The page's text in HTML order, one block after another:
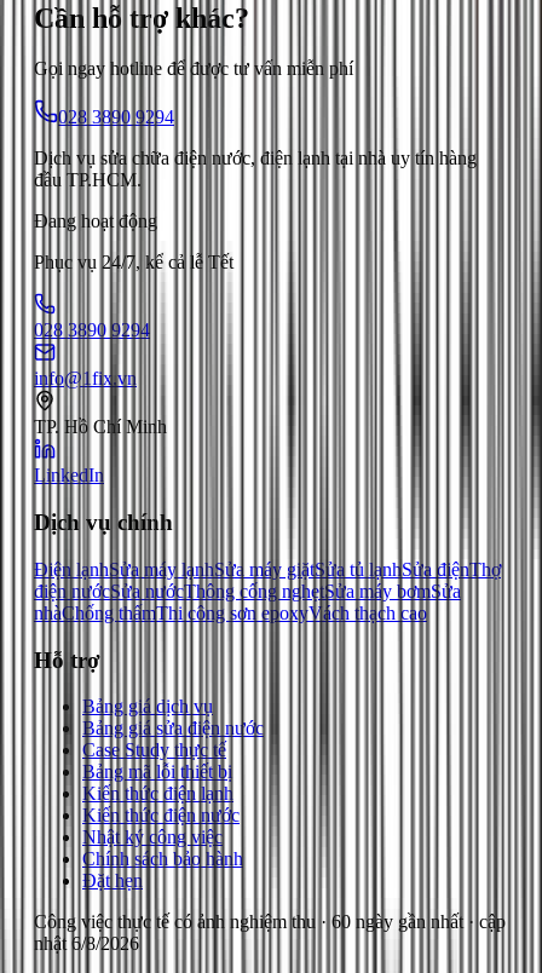
Cần hỗ trợ khác?
Gọi ngay hotline để được tư vấn miễn phí
028 3890 9294
Dịch vụ sửa chữa điện nước, điện lạnh tại nhà uy tín hàng
đầu TP.HCM.
Đang hoạt động
Phục vụ 24/7, kể cả lễ Tết
028 3890 9294
info@1fix.vn
TP. Hồ Chí Minh
LinkedIn
Dịch vụ chính
Điện lạnhSửa máy lạnhSửa máy giặtSửa tủ lạnhSửa điệnThợ
điện nướcSửa nướcThông cống nghẹtSửa máy bơmSửa
nhàChống thấmThi công sơn epoxyVách thạch cao
Hỗ trợ
Bảng giá dịch vụ
Bảng giá sửa điện nước
Case Study thực tế
Bảng mã lỗi thiết bị
Kiến thức điện lạnh
Kiến thức điện nước
Nhật ký công việc
Chính sách bảo hành
Đặt hẹn
Công việc thực tế có ảnh nghiệm thu · 60 ngày gần nhất · cập
nhật 6/8/2026